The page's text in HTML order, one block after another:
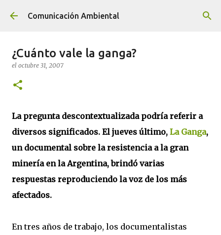
Ir al contenido principal
Comunicación Ambiental
¿Cuánto vale la ganga?
el octubre 31, 2007
La pregunta descontextualizada podría referir a
diversos significados. El jueves último, La Ganga,
un documental sobre la resistencia a la gran
minería en la Argentina, brindó varias
respuestas reproduciendo la voz de los más
afectados.
En tres años de trabajo, los documentalistas